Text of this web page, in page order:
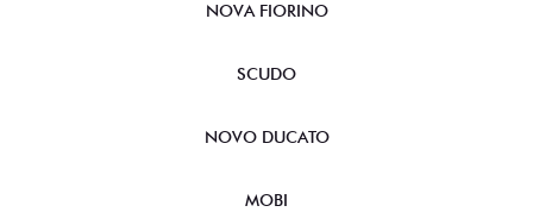
NOVA FIORINO
SCUDO
NOVO DUCATO
MOBI